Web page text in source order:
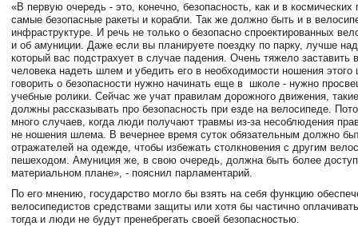
«В первую очередь - это, конечно, безопасность, как и в космических
самые безопасные ракеты и корабли. Так же должно быть и в
инфраструктуре. И речь не только о безопасно спроектированных
и об амуниции. Даже если вы планируете поездку по парку, лучше
который вас подстрахует в случае падения. Очень тяжело заставить
человека надеть шлем и убедить его в необходимости ношения
говорить о безопасности нужно начинать еще в школе - нужно
учебные ролики. Сейчас же учат правилам дорожного движения,
должны рассказывать про безопасность при езде на велосипеде.
много случаев, когда люди получают травмы из-за несоблюдения
не ношения шлема. В вечернее время суток обязательным должно
отражателей на одежде, чтобы избежать столкновения с другим
пешеходом. Амуниция же, в свою очередь, должна быть более
материальном плане», - пояснил парламентарий.
По его мнению, государство могло бы взять на себя функцию
велосипедистов средствами защиты или хотя бы частично
тогда и люди не будут пренебрегать своей безопасностью.